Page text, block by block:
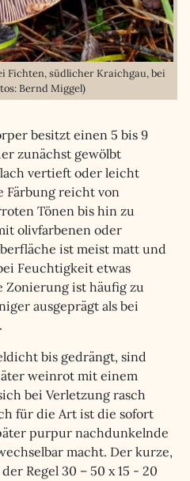
Fichten, südlicher Kraichgau, bei
Bernd Miggel)
besitzt einen 5 bis 9
zunächst gewölbt
vertieft oder leicht
reicht von
Tönen bis hin zu
olivfarbenen oder
ist meist matt und
Feuchtigkeit etwas
Zonierung ist häufig zu
ausgeprägt als bei
bis gedrängt, sind
weinrot mit einem
bei Verletzung rasch
für die Art ist die sofort
purpur nachdunkelnde
macht. Der kurze,
Regel 30 – 50 x 15 - 20